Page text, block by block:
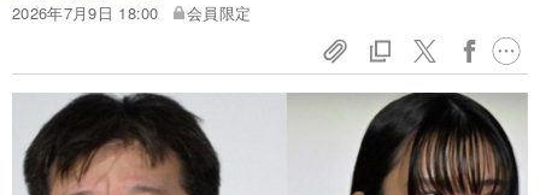
2026年7月9日 18:00
会員限定